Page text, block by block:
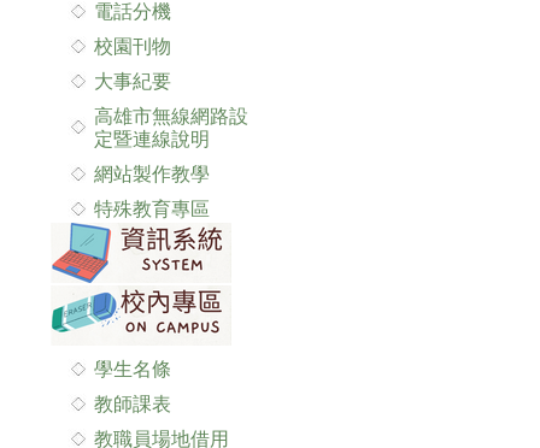
電話分機
校園刊物
大事紀要
高雄市無線網路設
定暨連線說明
網站製作教學
特殊教育專區
學生名條
教師課表
教職員場地借用